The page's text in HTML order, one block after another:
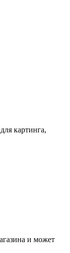
картинга,
и может